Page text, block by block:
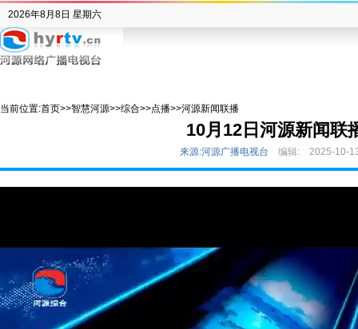
2026年8月8日 星期六
当前位置:首页>>智慧河源>>综合>>点播>>河源新闻联播
10月12日河源新闻联
来源:河源广播电视台 编辑: 2025-10-